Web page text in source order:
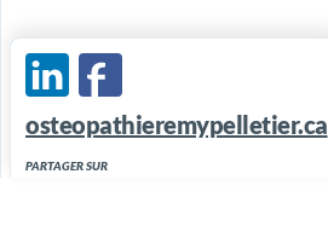
osteopathieremypelletier.ca
PARTAGER SUR